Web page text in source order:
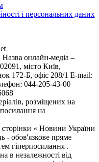
і персональних даних
онлайн-медіа –
місто Київ,
Б, офіс 208/1 E-mail:
044-205-43-00
розміщених на
на
сторінки « Новини України
- обов'язкове пряме
гіперпосилання .
в незалежності від